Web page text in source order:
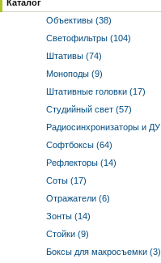
Каталог
Объективы (38)
Светофильтры (104)
Штативы (74)
Моноподы (9)
Штативные головки (17)
Студийный свет (57)
Радиосинхронизаторы и
Софтбоксы (64)
Рефлекторы (14)
Соты (17)
Отражатели (6)
Зонты (14)
Стойки (9)
Боксы для макросъемки (3)